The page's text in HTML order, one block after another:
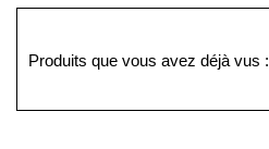
Produits que vous avez déjà vus :